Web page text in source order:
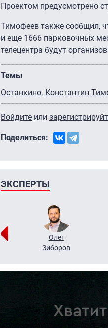
Проектом предусмотрено
Тимофеев также сообщил,
и еще 1666 парковочных
телецентра будут
Темы
Останкино Константин
Войдите или
Поделиться:
ЭКСПЕРТЫ
Олег
Зиборов